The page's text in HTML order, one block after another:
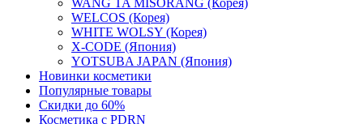
WANG TA MISORANG (Корея)
WELCOS (Корея)
WHITE WOLSY (Корея)
X-CODE (Япония)
YOTSUBA JAPAN (Япония)
Новинки косметики
Популярные товары
Скидки до 60%
Косметика с PDRN